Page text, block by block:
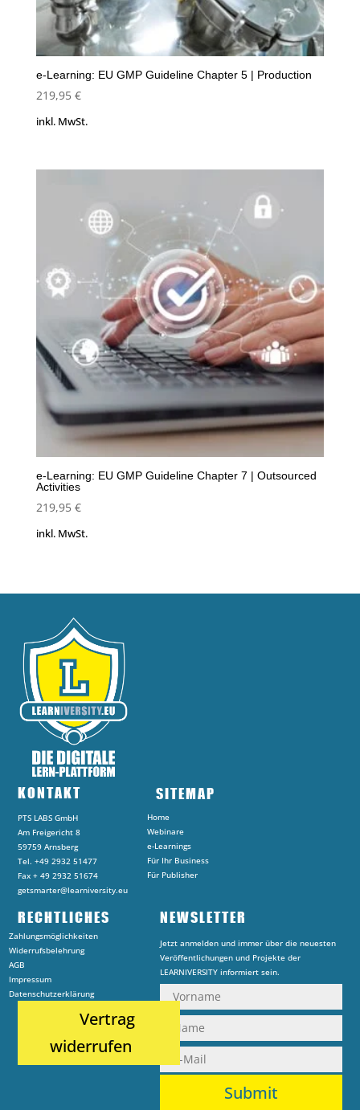
e-Learning: EU GMP Guideline Chapter 5 | Production
219,95 €
inkl. MwSt.
e-Learning: EU GMP Guideline Chapter 7 | Outsourced
Activities
219,95 €
inkl. MwSt.
KONTAKT
PTS LABS GmbH
Am Freigericht 8
59759 Arnsberg
Tel. +49 2932 51477
Fax + 49 2932 51674
getsmarter@learniversity.eu
SITEMAP
Home
Webinare
e-Learnings
Für Ihr Business
Für Publisher
RECHTLICHES
Zahlungsmöglichkeiten
Widerrufsbelehrung
AGB
Impressum
Datenschutzerklärung
Vertrag
widerrufen
NEWSLETTER
Jetzt anmelden und immer über die neuesten
Veröffentlichungen und Projekte der
LEARNIVERSITY informiert sein.
Submit